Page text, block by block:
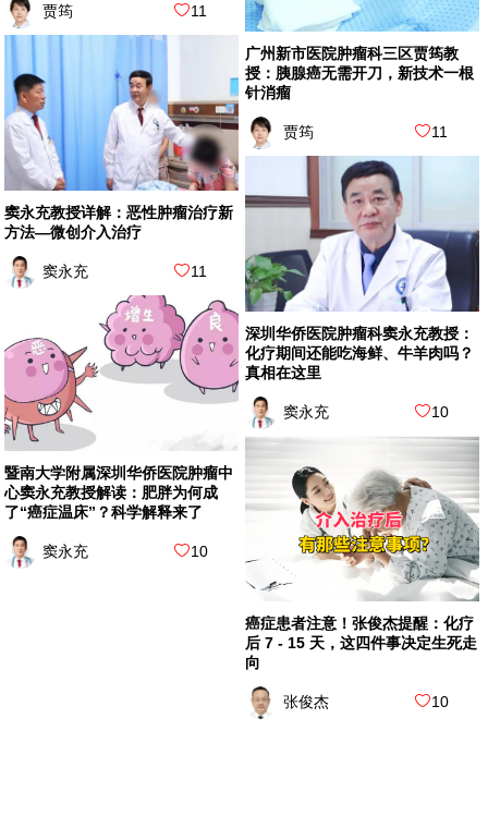
贾筠 11
广州新市医院肿瘤科三区贾筠教
授：胰腺癌无需开刀，新技术一根
针消瘤
贾筠 11
窦永充教授详解：恶性肿瘤治疗新
方法—微创介入治疗
窦永充 11
深圳华侨医院肿瘤科窦永充教授：
化疗期间还能吃海鲜、牛羊肉吗？
真相在这里
窦永充 10
暨南大学附属深圳华侨医院肿瘤中
心窦永充教授解读：肥胖为何成
了“癌症温床”？科学解释来了
窦永充 10
癌症患者注意！张俊杰提醒：化疗
后 7 - 15 天，这四件事决定生死走
向
张俊杰 10